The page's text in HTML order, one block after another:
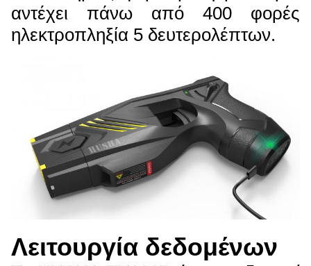
αντέχει πάνω από 400 φορές
ηλεκτροπληξία 5 δευτερολέπτων.
Λειτουργία δεδομένων